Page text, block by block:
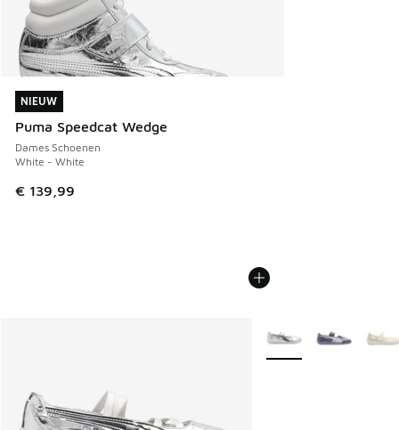
NIEUW
Puma Speedcat Wedge
Dames Schoenen
White - White
€ 139,99
NIEUW
Meer kleuren